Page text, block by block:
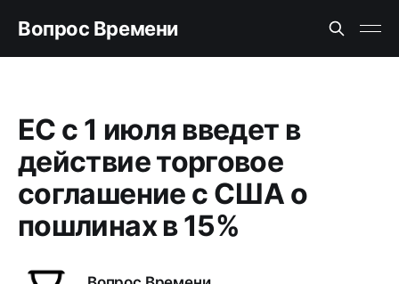
Вопрос Времени
ЕС с 1 июля введет в
действие торговое
соглашение с США о
пошлинах в 15%